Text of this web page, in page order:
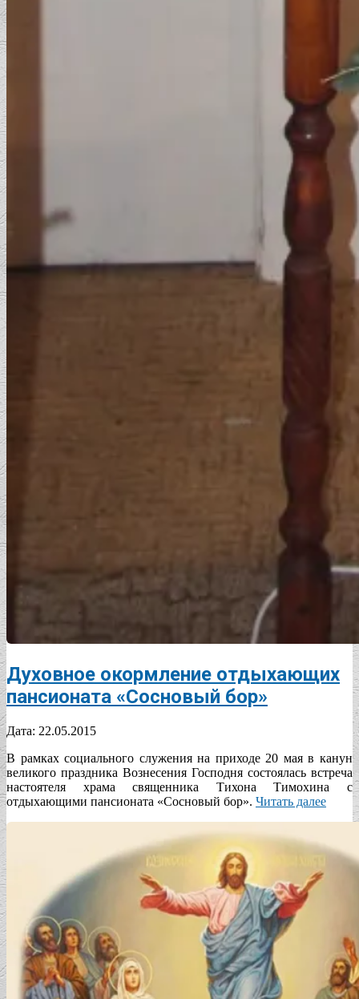
Духовное окормление отдыхающих
пансионата «Сосновый бор»
2015-
05-
22
Дата: 22.05.2015
В рамках социального служения на приходе 20 мая в канун
великого праздника Вознесения Господня состоялась встреча
настоятеля храма священника Тихона Тимохина с
отдыхающими пансионата «Сосновый бор». Читать далее